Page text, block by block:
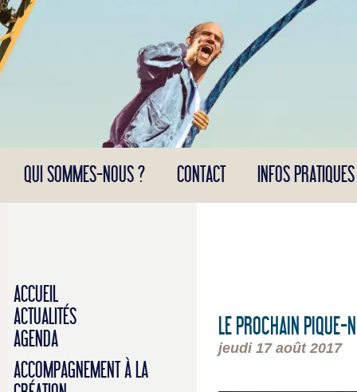
Panneau de gestion des cookies
QUI SOMMES-NOUS ? CONTACT INFOS PRATIQUES
ACCUEIL
ACTUALITÉS
AGENDA
ACCOMPAGNEMENT À LA
LE PROCHAIN
jeudi 17 août 2017